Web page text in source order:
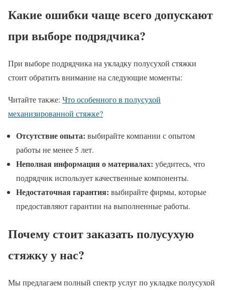
Какие ошибки чаще всего допускают
при выборе подрядчика?
При выборе подрядчика на укладку полусухой стяжки
стоит обратить внимание на следующие моменты:
Читайте также: Что особенного в полусухой
механизированной стяжке?
Отсутствие опыта: выбирайте компании с опытом
работы не менее 5 лет.
Неполная информация о материалах: убедитесь, что
подрядчик использует качественные компоненты.
Недостаточная гарантия: выбирайте фирмы, которые
предоставляют гарантии на выполненные работы.
Почему стоит заказать полусухую
стяжку у нас?
Мы предлагаем полный спектр услуг по укладке полусухой